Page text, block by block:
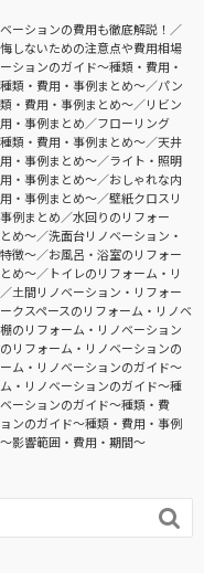
ーションの費用も徹底解説！
しないための注意点や費用相場
ションのガイド〜種類・費用・
類・費用・事例まとめ〜
パン
・費用・事例まとめ〜
リビン
・事例まとめ
フローリング
類・費用・事例まとめ〜
天井
・事例まとめ〜
ライト・照明
・事例まとめ〜
おしゃれな内
・事例まとめ〜
壁紙クロスリ
例まとめ
水回りのリフォー
め〜
洗面台リノベーション・
徴〜
お風呂・浴室のリフォー
め〜
トイレのリフォーム・リ
土間リノベーション・リフォー
クスペースのリフォーム・リノベ
のリフォーム・リノベーション
リフォーム・リノベーションの
ム・リノベーションのガイド〜
・リノベーションのガイド〜種
ーションのガイド〜種類・費
ンのガイド〜種類・費用・事例
影響範囲・費用・期間～
